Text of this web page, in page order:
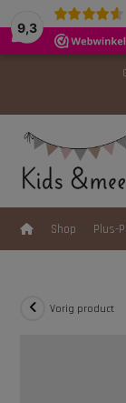
9,3
Shop Plus-
Vorig product